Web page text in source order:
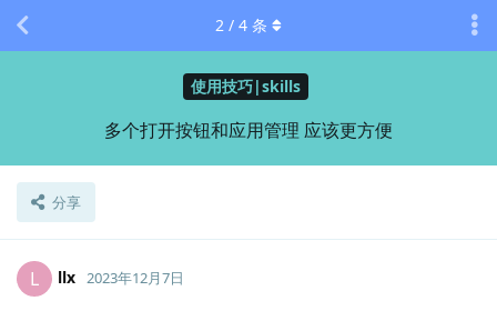
使用技巧|skills
多个打开按钮和应用管理 应该更方便
分享
2 / 4 条
L llx 2023年12月7日